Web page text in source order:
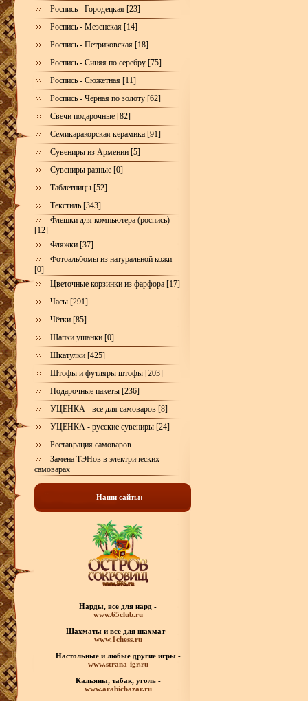
Роспись - Городецкая [23]
Роспись - Мезенская [14]
Роспись - Петриковская [18]
Роспись - Синяя по серебру [75]
Роспись - Сюжетная [11]
Роспись - Чёрная по золоту [62]
Свечи подарочные [82]
Семикаракорская керамика [91]
Сувениры из Армении [5]
Сувениры разные [0]
Таблетницы [52]
Текстиль [343]
Флешки для компьютера (роспись)
[12]
Фляжки [37]
Фотоальбомы из натуральной кожи
[0]
Цветочные корзинки из фарфора [17]
Часы [291]
Чётки [85]
Шапки ушанки [0]
Шкатулки [425]
Штофы и футляры штофы [203]
Подарочные пакеты [236]
УЦЕНКА - все для самоваров [8]
УЦЕНКА - русские сувениры [24]
Реставрация самоваров
Замена ТЭНов в электрических
самоварах
Наши сайты:
Нарды, все для нард -
www.65club.ru
Шахматы и все для шахмат -
www.1chess.ru
Настольные и любые другие игры -
www.strana-igr.ru
Кальяны, табак, уголь -
www.arabicbazar.ru